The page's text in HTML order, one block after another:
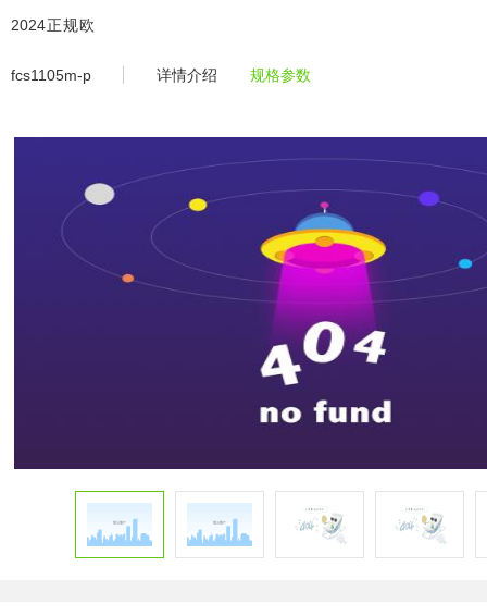
fcs1105m-2024正规欧洲杯平台
2024正规欧
洲杯平
fcs1105m-p 详情介绍 规格参数